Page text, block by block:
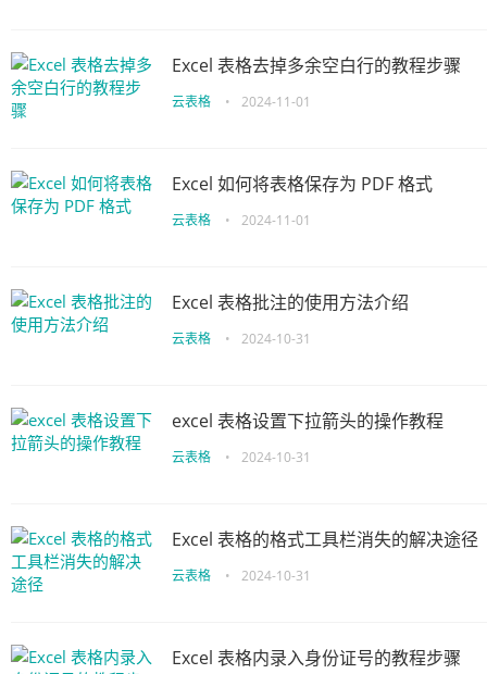
Excel 表格去掉多余空白行的教程步骤
云表格 • 2024-11-01
Excel 如何将表格保存为 PDF 格式
云表格 • 2024-11-01
Excel 表格批注的使用方法介绍
云表格 • 2024-10-31
excel 表格设置下拉箭头的操作教程
云表格 • 2024-10-31
Excel 表格的格式工具栏消失的解决途径
云表格 • 2024-10-31
Excel 表格内录入身份证号的教程步骤